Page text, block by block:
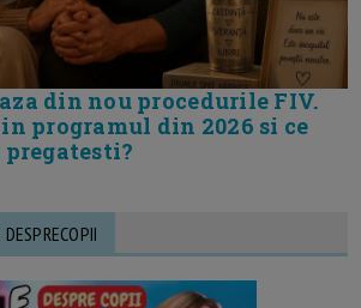
din nou procedurile FIV.
programul din 2026 si ce
pregatesti?